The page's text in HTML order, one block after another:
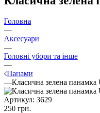
Головна
—
Аксесуари
—
Головні убори та інше
—
Панами
—Класична зелена панамка
Артикул: 3629
250 грн.